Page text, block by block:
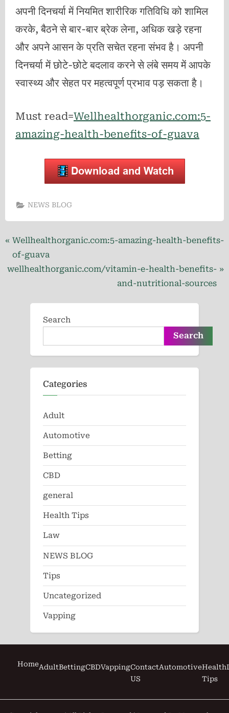
अपनी दिनचर्या में नियमित शारीरिक गतिविधि को शामिल
करके, बैठने से बार-बार ब्रेक लेना, अधिक खड़े रहना
और अपने आसन के प्रति सचेत रहना संभव है। अपनी
दिनचर्या में छोटे-छोटे बदलाव करने से लंबे समय में आपके
स्वास्थ्य और सेहत पर महत्वपूर्ण प्रभाव पड़ सकता है।
Must read=Wellhealthorganic.com:5-
amazing-health-benefits-of-guava
NEWS BLOG
Post
navigation
P
r
e
Wellhealthorganic.com:5-amazing-health-benefits-
of-guava
N
wellhealthorganic.com/vitamin-e-health-benefits-
and-nutritional-sources
Search
Search
Categories
Adult
Automotive
Betting
CBD
general
Health Tips
Law
NEWS BLOG
Tips
Uncategorized
Vapping
HomeAdultBettingCBDVappingContact
US
AutomotiveHealth
Tips